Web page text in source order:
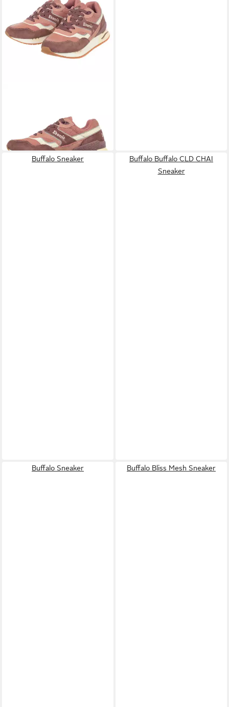
UVP120,00 €
-54%
Buffalo Sneaker
Buffalo Buffalo CLD CHAI
Sneaker
Buffalo Sneaker Buffalo Bliss Mesh Sneaker